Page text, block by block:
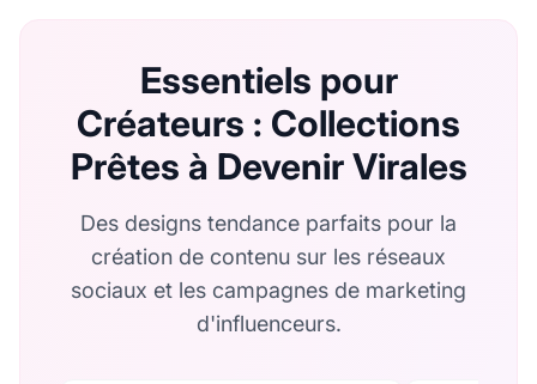
Essentiels pour
Créateurs : Collections
Prêtes à Devenir Virales
Des designs tendance parfaits pour la
création de contenu sur les réseaux
sociaux et les campagnes de marketing
d'influenceurs.